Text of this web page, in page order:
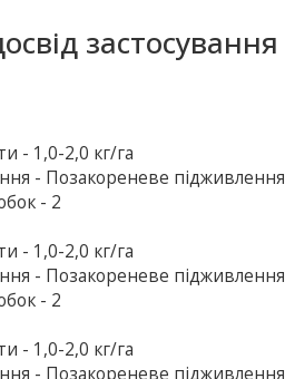
- 1,0-2,0 кг/га
- Позакореневе підживлення
- 2
- 1,0-2,0 кг/га
- Позакореневе
- 2
- 1,0-2,0 кг/га